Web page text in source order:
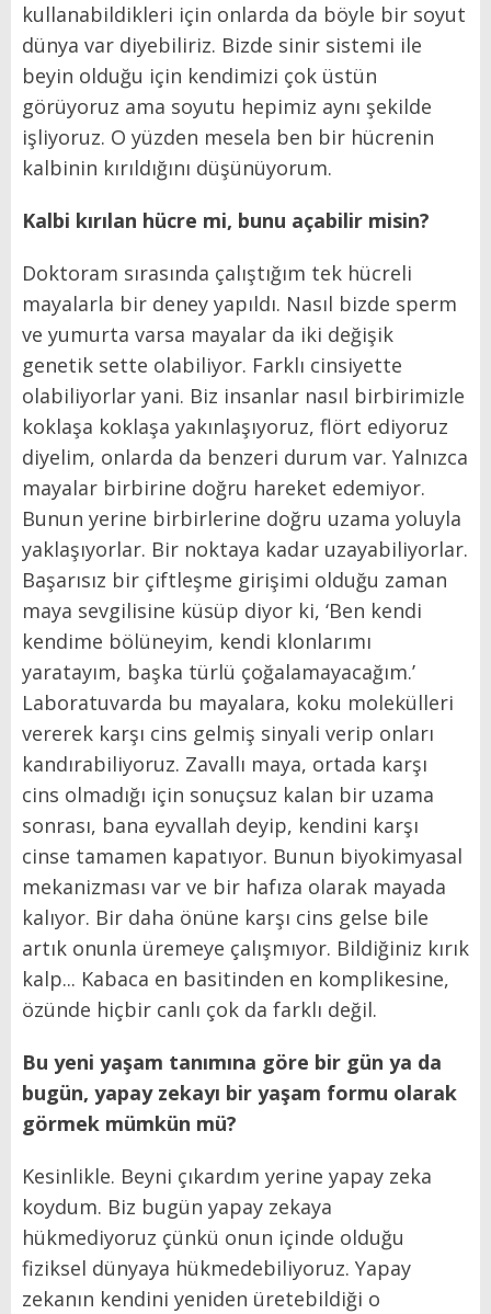
kullanabildikleri için onlarda da böyle bir soyut
dünya var diyebiliriz. Bizde sinir sistemi ile
beyin olduğu için kendimizi çok üstün
görüyoruz ama soyutu hepimiz aynı şekilde
işliyoruz. O yüzden mesela ben bir hücrenin
kalbinin kırıldığını düşünüyorum.
Kalbi kırılan hücre mi, bunu açabilir misin?
Doktoram sırasında çalıştığım tek hücreli
mayalarla bir deney yapıldı. Nasıl bizde sperm
ve yumurta varsa mayalar da iki değişik
genetik sette olabiliyor. Farklı cinsiyette
olabiliyorlar yani. Biz insanlar nasıl birbirimizle
koklaşa koklaşa yakınlaşıyoruz, flört ediyoruz
diyelim, onlarda da benzeri durum var. Yalnızca
mayalar birbirine doğru hareket edemiyor.
Bunun yerine birbirlerine doğru uzama yoluyla
yaklaşıyorlar. Bir noktaya kadar uzayabiliyorlar.
Başarısız bir çiftleşme girişimi olduğu zaman
maya sevgilisine küsüp diyor ki, ‘Ben kendi
kendime bölüneyim, kendi klonlarımı
yaratayım, başka türlü çoğalamayacağım.’
Laboratuvarda bu mayalara, koku molekülleri
vererek karşı cins gelmiş sinyali verip onları
kandırabiliyoruz. Zavallı maya, ortada karşı
cins olmadığı için sonuçsuz kalan bir uzama
sonrası, bana eyvallah deyip, kendini karşı
cinse tamamen kapatıyor. Bunun biyokimyasal
mekanizması var ve bir hafıza olarak mayada
kalıyor. Bir daha önüne karşı cins gelse bile
artık onunla üremeye çalışmıyor. Bildiğiniz kırık
kalp... Kabaca en basitinden en komplikesine,
özünde hiçbir canlı çok da farklı değil.
Bu yeni yaşam tanımına göre bir gün ya da
bugün, yapay zekayı bir yaşam formu olarak
görmek mümkün mü?
Kesinlikle. Beyni çıkardım yerine yapay zeka
koydum. Biz bugün yapay zekaya
hükmediyoruz çünkü onun içinde olduğu
fiziksel dünyaya hükmedebiliyoruz. Yapay
zekanın kendini yeniden üretebildiği o